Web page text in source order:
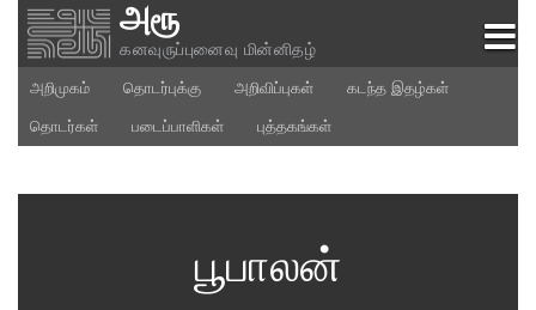
Skip
content
அரூ
கனவுருப்புனைவு மின்னிதழ்
அறிமுகம் தொடர்புக்கு அறிவிப்புகள்
கடந்த இதழ்கள்
தொடர்கள்
படைப்பாளிகள் புத்தகங்கள்
பூபாலன்